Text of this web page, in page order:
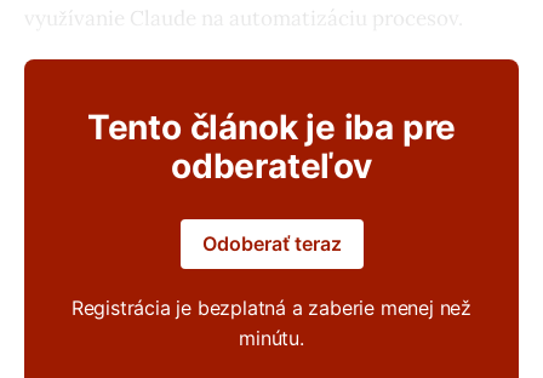
využívanie Claude na automatizáciu procesov.
Tento článok je iba pre
odberateľov
Odoberať teraz
Registrácia je bezplatná a zaberie menej než
minútu.